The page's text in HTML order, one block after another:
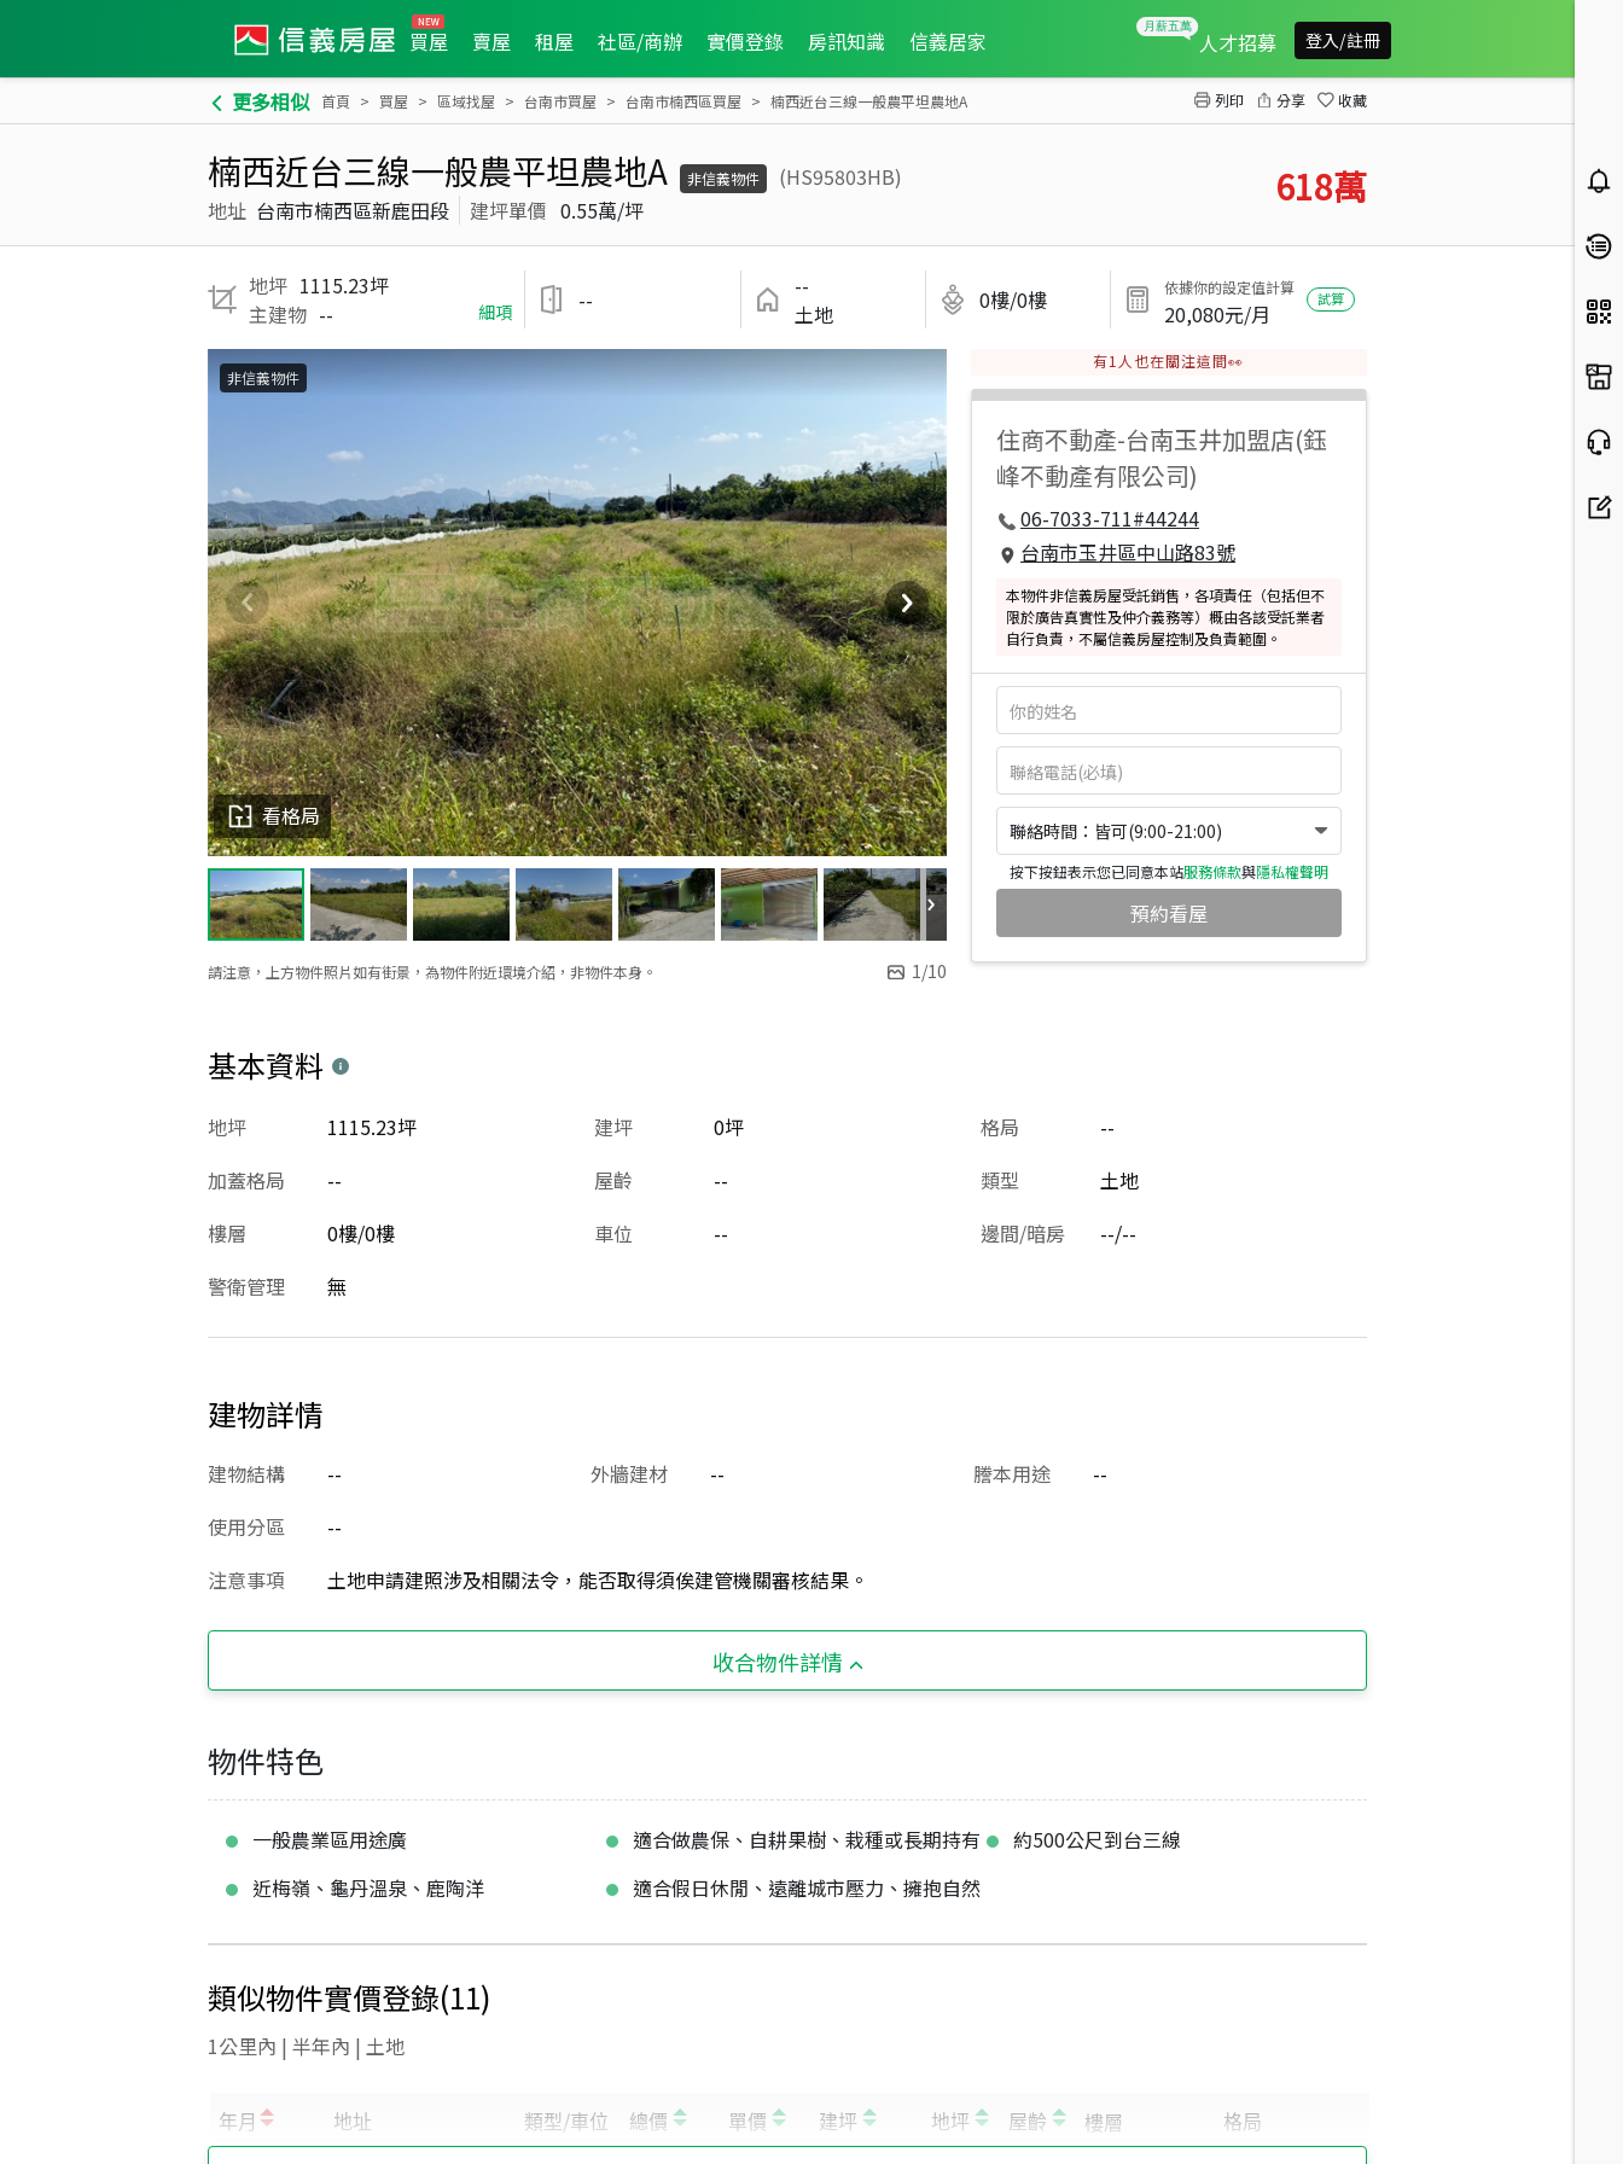
買屋 賣屋 租屋 社區/商辦 實價登錄 房訊知識 信義居家 人才招募 登入/註冊
更多相似 首頁 買屋 區域找屋 台南市買屋 台南市楠西區買屋 楠西近台三線一般農平坦農地A 列印 分享 收藏
楠西近台三線一般農平坦農地A 非信義物件
(HS95803HB)
地址 台南市楠西區新鹿田段 建坪單價 0.55萬/坪 618萬
地坪 1115.23坪
主建物 -- 細項 --
--
土地
0樓/0樓 依據你的設定值計算
20,080元/月
試算
請注意，上方物件照片如有街景，為物件附近環境介紹，非物件本身。 1/10
看格局
非信義物件
有1 人也在關注這間👀
住商不動產-台南玉井加盟店(鈺
峰不動產有限公司)
06-7033-711#44244
台南市玉井區中山路83號
本物件非信義房屋受託銷售，各項責任（包括但不
限於廣告真實性及仲介義務等）概由各該受託業者
自行負責，不屬信義房屋控制及負責範圍。
聯絡時間：皆可(9:00-21:00)
按下按鈕表示您已同意本站服務條款與隱私權聲明
預約看屋
基本資料
建坪 0坪
地坪 1115.23坪 格局
--
加蓋格局
-- 屋齡 -- 類型
土地
樓層
0樓/0樓 車位 -- 邊間/暗房
--/--
警衛管理
無
建物詳情
建物結構 -- 外牆建材 -- 謄本用途
--
使用分區
--
注意事項
土地申請建照涉及相關法令，能否取得須俟建管機關審核結果。
收合物件詳情
物件特色
一般農業區用途廣 適合做農保、自耕果樹、栽種或長期持有
約500公尺到台三線
近梅嶺、龜丹溫泉、鹿陶洋
適合假日休閒、遠離城市壓力、擁抱自然
類似物件實價登錄(11)
1公里內 | 半年內 | 土地